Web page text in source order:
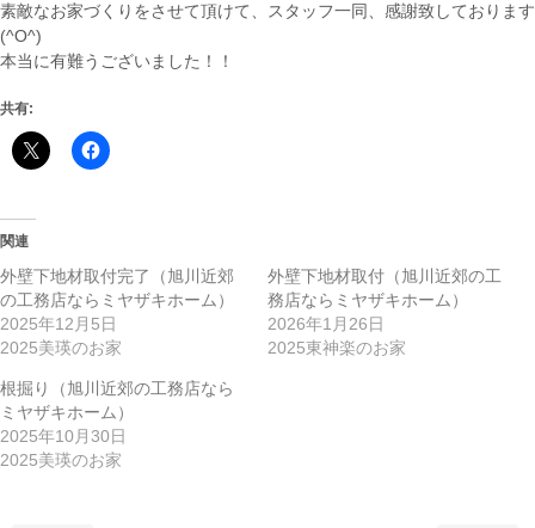
素敵なお家づくりをさせて頂けて、スタッフ一同、感謝致しております
(^O^)
本当に有難うございました！！
共有:
関連
外壁下地材取付完了（旭川近郊
の工務店ならミヤザキホーム）
2025年12月5日
2025美瑛のお家
外壁下地材取付（旭川近郊の工
務店ならミヤザキホーム）
2026年1月26日
2025東神楽のお家
根掘り（旭川近郊の工務店なら
ミヤザキホーム）
2025年10月30日
2025美瑛のお家